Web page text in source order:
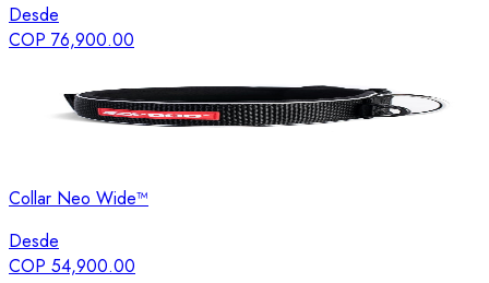
Desde
COP 76,900.00
Collar Neo Wide™
Desde
COP 54,900.00